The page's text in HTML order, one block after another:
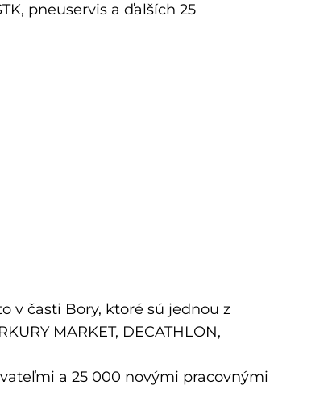
pneuservis a ďalších 25
v časti Bory, ktoré sú jednou z
MARKET, DECATHLON,
a 25 000 novými pracovnými